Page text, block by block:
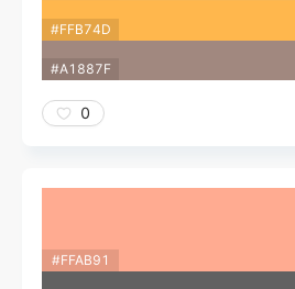
#FFB74D
#A1887F
0
#FFAB91